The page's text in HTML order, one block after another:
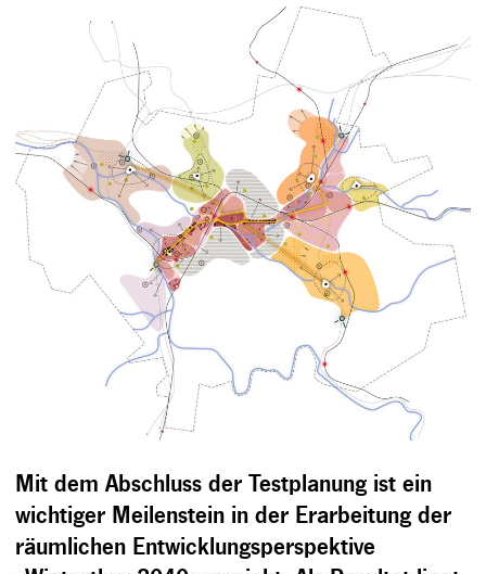
Mit dem Abschluss der Testplanung ist ein
wichtiger Meilenstein in der Erarbeitung der
räumlichen Entwicklungsperspektive